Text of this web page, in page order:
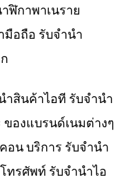
ฬิกาพาเนราย
มือถือ รับจำนำ
ำสินค้าไอที รับจำนำ
องแบรนด์เนมต่างๆ
อน บริการ รับจำนำ
ทรศัพท์ รับจำนำไอ